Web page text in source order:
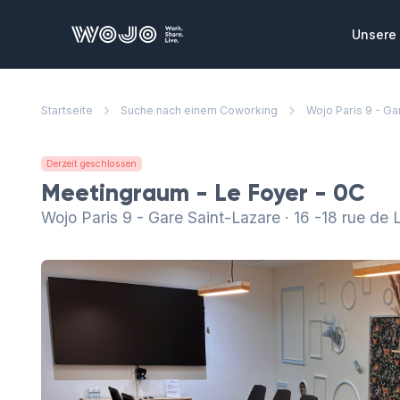
WOJO
Private
Startseite Suche nach einem Coworking Wojo Paris 9 -
Derzeit geschlossen
Meetingraum - Le Foyer - 0C
Wojo Paris 9 - Gare Saint-Lazare · 16 -18 rue